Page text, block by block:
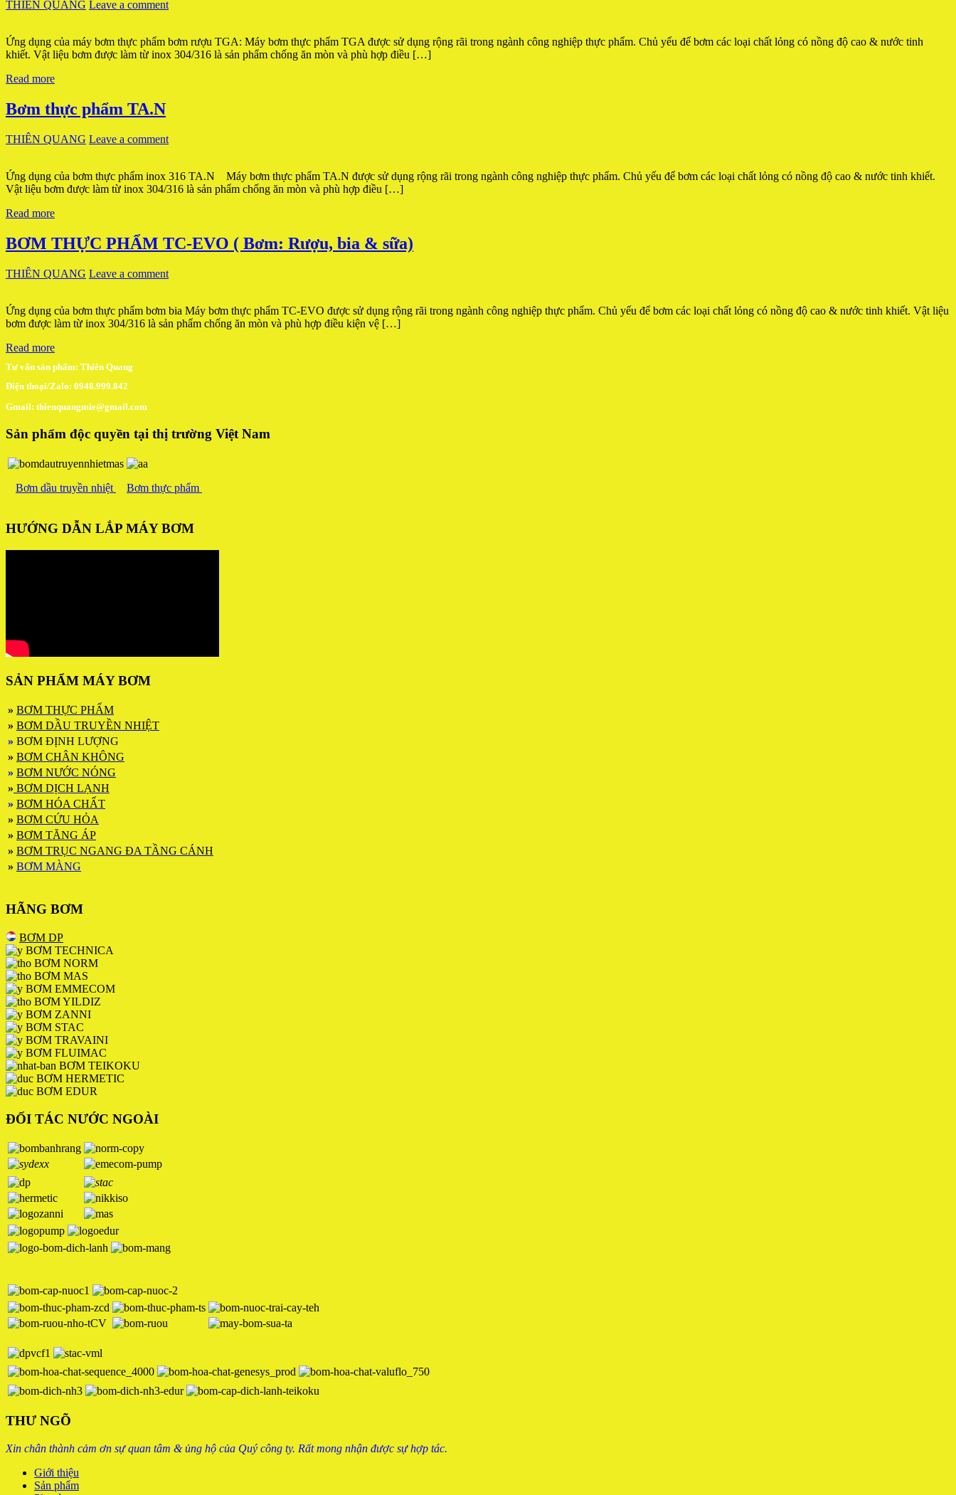
THIÊN QUANG Leave a comment
Ứng dụng của máy bơm thực phẩm bơm rượu TGA: Máy bơm thực phẩm TGA được sử dụng rộng rãi trong ngành công nghiệp thực phẩm. Chủ yếu để bơm các loại chất lỏng có nồng độ cao & nước tinh
khiết. Vật liệu bơm được làm từ inox 304/316 là sản phẩm chống ăn mòn và phù hợp điều […]
Read more
Bơm thực phẩm TA.N
THIÊN QUANG Leave a comment
Ứng dụng của bơm thực phẩm inox 316 TA.N Máy bơm thực phẩm TA.N được sử dụng rộng rãi trong ngành công nghiệp thực phẩm. Chủ yếu để bơm các loại chất lỏng có nồng độ cao & nước tinh khiết.
Vật liệu bơm được làm từ inox 304/316 là sản phẩm chống ăn mòn và phù hợp điều […]
Read more
BƠM THỰC PHẨM TC-EVO ( Bơm: Rượu, bia & sữa)
THIÊN QUANG Leave a comment
Ứng dụng của bơm thực phẩm bơm bia Máy bơm thực phẩm TC-EVO được sử dụng rộng rãi trong ngành công nghiệp thực phẩm. Chủ yếu để bơm các loại chất lỏng có nồng độ cao & nước tinh khiết. Vật liệu
bơm được làm từ inox 304/316 là sản phẩm chống ăn mòn và phù hợp điều kiện vệ […]
Read more
Tư vấn sản phẩm: Thiên Quang
Điện thoại/Zalo: 0948.999.842
Gmail: thienquangmie@gmail.com
Sản phẩm độc quyền tại thị trường Việt Nam
Bơm dầu truyền nhiệt Bơm thực phẩm
HƯỚNG DẪN LẮP MÁY BƠM
SẢN PHẨM MÁY BƠM
» BƠM THỰC PHẨM
» BƠM DẦU TRUYỀN NHIỆT
» BƠM ĐỊNH LƯỢNG
» BƠM CHÂN KHÔNG
» BƠM NƯỚC NÓNG
» BƠM DỊCH LẠNH
» BƠM HÓA CHẤT
» BƠM CỨU HỎA
» BƠM TĂNG ÁP
» BƠM TRỤC NGANG ĐA TẦNG CÁNH
» BƠM MÀNG
HÃNG BƠM
BƠM DP
BƠM TECHNICA
BƠM NORM
BƠM MAS
BƠM EMMECOM
BƠM YILDIZ
BƠM ZANNI
BƠM STAC
BƠM TRAVAINI
BƠM FLUIMAC
BƠM TEIKOKU
BƠM HERMETIC
BƠM EDUR
ĐỐI TÁC NƯỚC NGOÀI
THƯ NGÕ
Xin chân thành cảm ơn sự quan tâm & ủng hộ của Quý công ty. Rất mong nhận được sự hợp tác.
Giới thiệu
Sản phẩm